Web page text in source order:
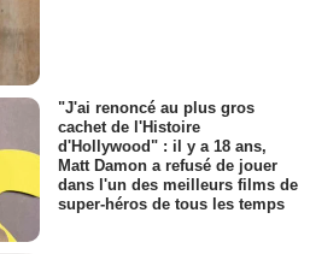
"J'ai renoncé au plus gros
cachet de l'Histoire
d'Hollywood" : il y a 18 ans,
Matt Damon a refusé de jouer
dans l'un des meilleurs films de
super-héros de tous les temps